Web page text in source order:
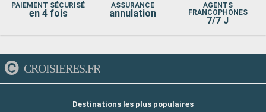
PAIEMENT SÉCURISÉ
en 4 fois
ASSURANCE
annulation
AGENTS
FRANCOPHONES
7/7 J
CROISIERES.FR
Destinations les plus populaires